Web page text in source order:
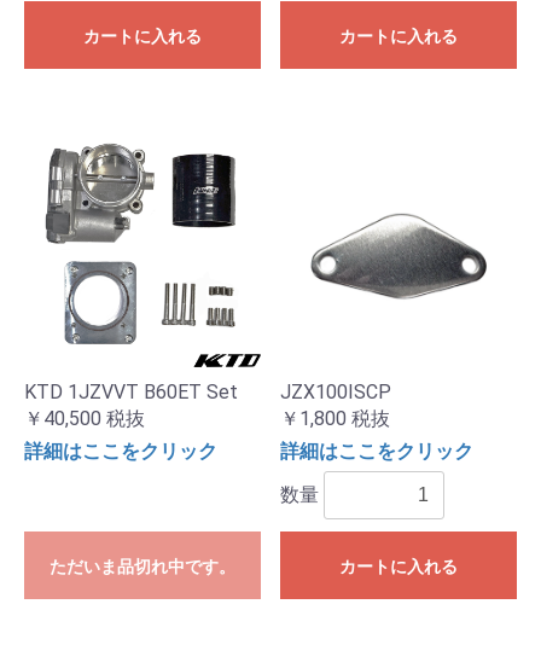
カートに入れる カートに入れる
KTD 1JZVVT B60ET Set
￥40,500 税抜
詳細はここをクリック
ただいま品切れ中です。
JZX100ISCP
￥1,800 税抜
詳細はここをクリック
数量
カートに入れる